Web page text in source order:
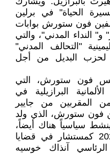
الحياة" في برلين
فون ستورش بوابات
النداء المدني"، والتي
"التحالف المدني"
لحزب البديل من أجل
فون ستورش، التي
البرازيلية في
المقربين من جايير
فون ستورش، الذي ولد
سياسياً هناك أيضاً،
قد أصبح معروفاً في عام 2021 كمستشار في قضايا
آنذاك خوسيه